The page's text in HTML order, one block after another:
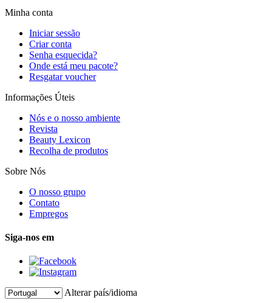
Minha conta
Iniciar sessão
Criar conta
Senha esquecida?
Onde está meu pacote?
Resgatar voucher
Informações Úteis
Nós e o nosso ambiente
Revista
Beauty Lexicon
Recolha de produtos
Sobre Nós
O nosso grupo
Contato
Empregos
Siga-nos em
Alterar país/idioma